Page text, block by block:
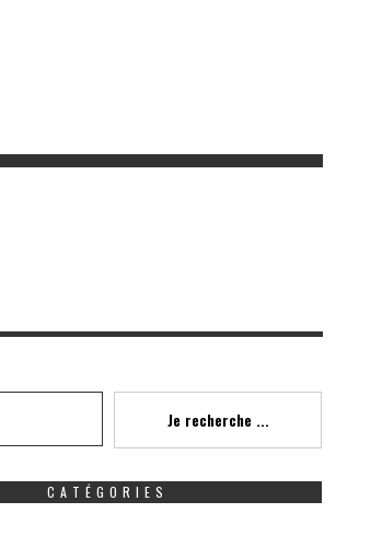
Je recherche ...
CATÉGORIES